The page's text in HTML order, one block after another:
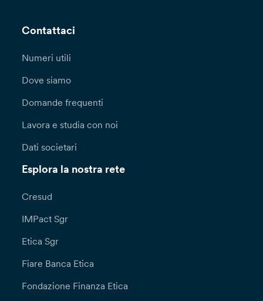
Contattaci
Numeri utili
Dove siamo
Domande frequenti
Lavora e studia con noi
Dati societari
Esplora la nostra rete
Cresud
IMPact Sgr
Etica Sgr
Fiare Banca Etica
Fondazione Finanza Etica